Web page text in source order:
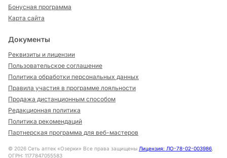
Бонусная программа
Карта сайта
Документы
Реквизиты и лицензии
Пользовательское соглашение
Политика обработки персональных данных
Правила участия в программе лояльности
Продажа дистанционным способом
Редакционная политика
Политика рекомендаций
Партнерская программа для веб-мастеров
© 2026 Сеть аптек «Озерки» Все права защищены Лицензия: ЛО-78-02-003986,
ОГРН: 1177847055583